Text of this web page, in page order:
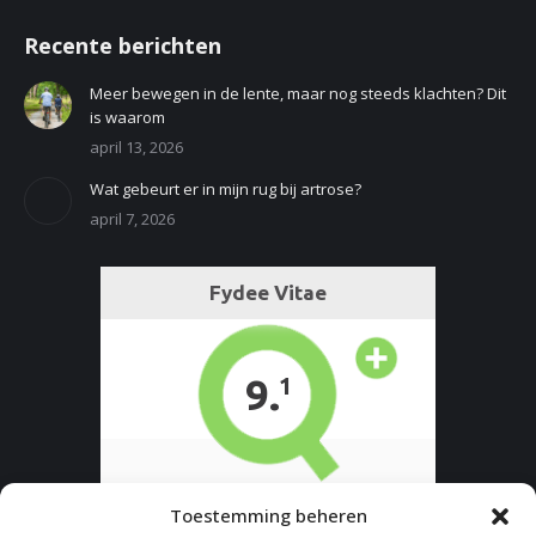
Toestemming beheren
Recente berichten
Meer bewegen in de lente, maar nog steeds klachten? Dit
is waarom
april 13, 2026
Wat gebeurt er in mijn rug bij artrose?
april 7, 2026